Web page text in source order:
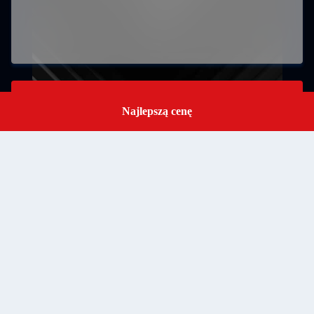
Najlepszą cenęGet a Quote